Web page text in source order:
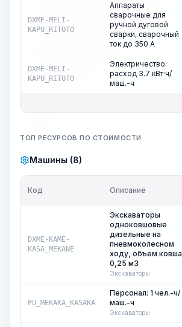
DXME-MELI-
KAPU_RITOTO
Аппараты
сварочные для
ручной дуговой
сварки, сварочный
ток до 350 А
DXME-MELI-
KAPU_RITOTO
Электричество:
расход 3.7 кВт·ч/
маш.-ч
ТОП РЕСУРСОВ ПО СТОИМОСТИ
Машины (8)
Код Описание
DXME-KAME-
KASA_MEKANE
Экскаваторы
одноковшовые
дизельные на
пневмоколесном
ходу, объем ковша
0,25 м3
Экскаваторы
PU_MEKAKA_KASAKA
Персонал: 1 чел.-ч/
маш.-ч
Экскаваторы